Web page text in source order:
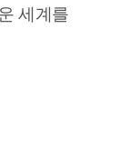
세계를